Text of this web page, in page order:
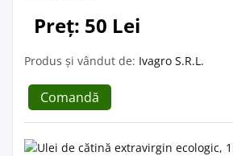
Preț: 50 Lei
Produs și vândut de: Ivagro S.R.L.
Comandă